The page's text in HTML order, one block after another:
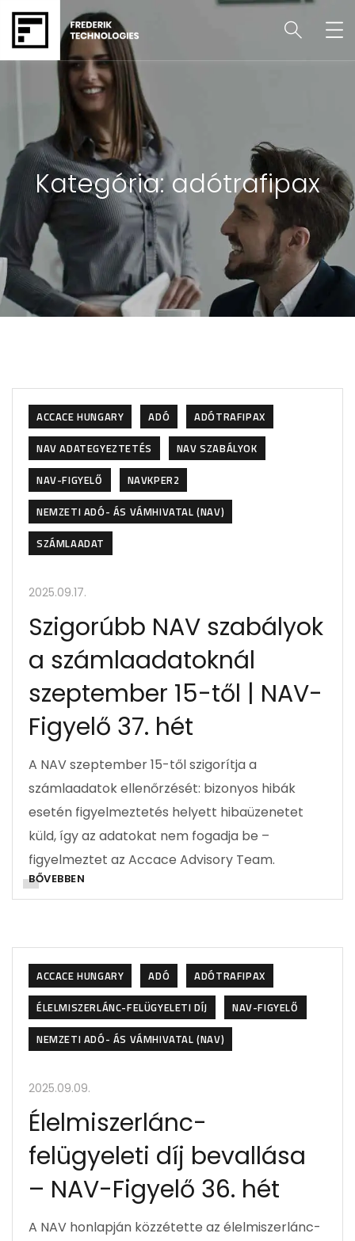
Kategória:adótrafipax
ACCACE HUNGARY ADÓ
ADÓTRAFIPAX
NAV ADATEGYEZTETÉS
NAV SZABÁLYOK
NAV-FIGYELŐ
NAVKPER2
NEMZETI ADÓ- ÁS VÁMHIVATAL (NAV)
SZÁMLAADAT
2025.09.17.
Szigorúbb NAV szabályok
a számlaadatoknál
szeptember 15-től | NAV-
Figyelő 37. hét
A NAV szeptember 15-től szigorítja a
számlaadatok ellenőrzését: bizonyos hibák
esetén figyelmeztetés helyett hibaüzenetet
küld, így az adatokat nem fogadja be –
figyelmeztet az Accace Advisory Team.
BŐVEBBEN
ACCACE HUNGARY ADÓ
ADÓTRAFIPAX
ÉLELMISZERLÁNC-FELÜGYELETI DÍJ
NAV-FIGYELŐ
NEMZETI ADÓ- ÁS VÁMHIVATAL (NAV)
2025.09.09.
Élelmiszerlánc-
felügyeleti díj bevallása
– NAV-Figyelő 36. hét
A NAV honlapján közzétette az élelmiszerlánc-